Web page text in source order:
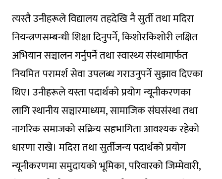
त्यस्तै उनीहरूले विद्यालय तहदेखि नै सुर्ती तथा मदिरा
नियन्त्रणसम्बन्धी शिक्षा दिनुपर्ने, किशोरकिशोरी लक्षित
अभियान सञ्चालन गर्नुपर्ने तथा स्वास्थ्य संस्थामार्फत
नियमित परामर्श सेवा उपलब्ध गराउनुपर्ने सुझाव दिएका
थिए। उनीहरूले यस्ता पदार्थको प्रयोग न्यूनीकरणका
लागि स्थानीय सञ्चारमाध्यम, सामाजिक संघसंस्था तथा
नागरिक समाजको सक्रिय सहभागिता आवश्यक रहेको
धारणा राखे। मदिरा तथा सुर्तीजन्य पदार्थको प्रयोग
न्यूनीकरणमा समुदायको भूमिका, परिवारको जिम्मेवारी,